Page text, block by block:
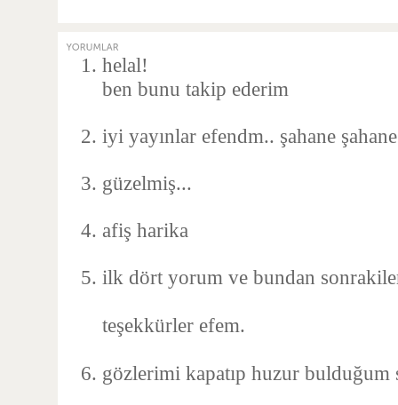
helal!
ben bunu takip ederim
iyi yayınlar efendm.. şahane
güzelmiş...
afiş harika
ilk dört yorum ve bundan
teşekkürler efem.
gözlerimi kapatıp huzur bulduğum